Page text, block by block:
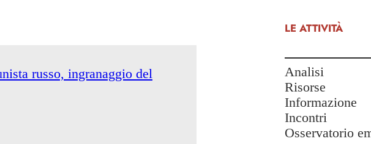
russo, ingranaggio del
LE ATTIVITÀ
Analisi
Risorse
Informazione
Incontri
Osservatorio